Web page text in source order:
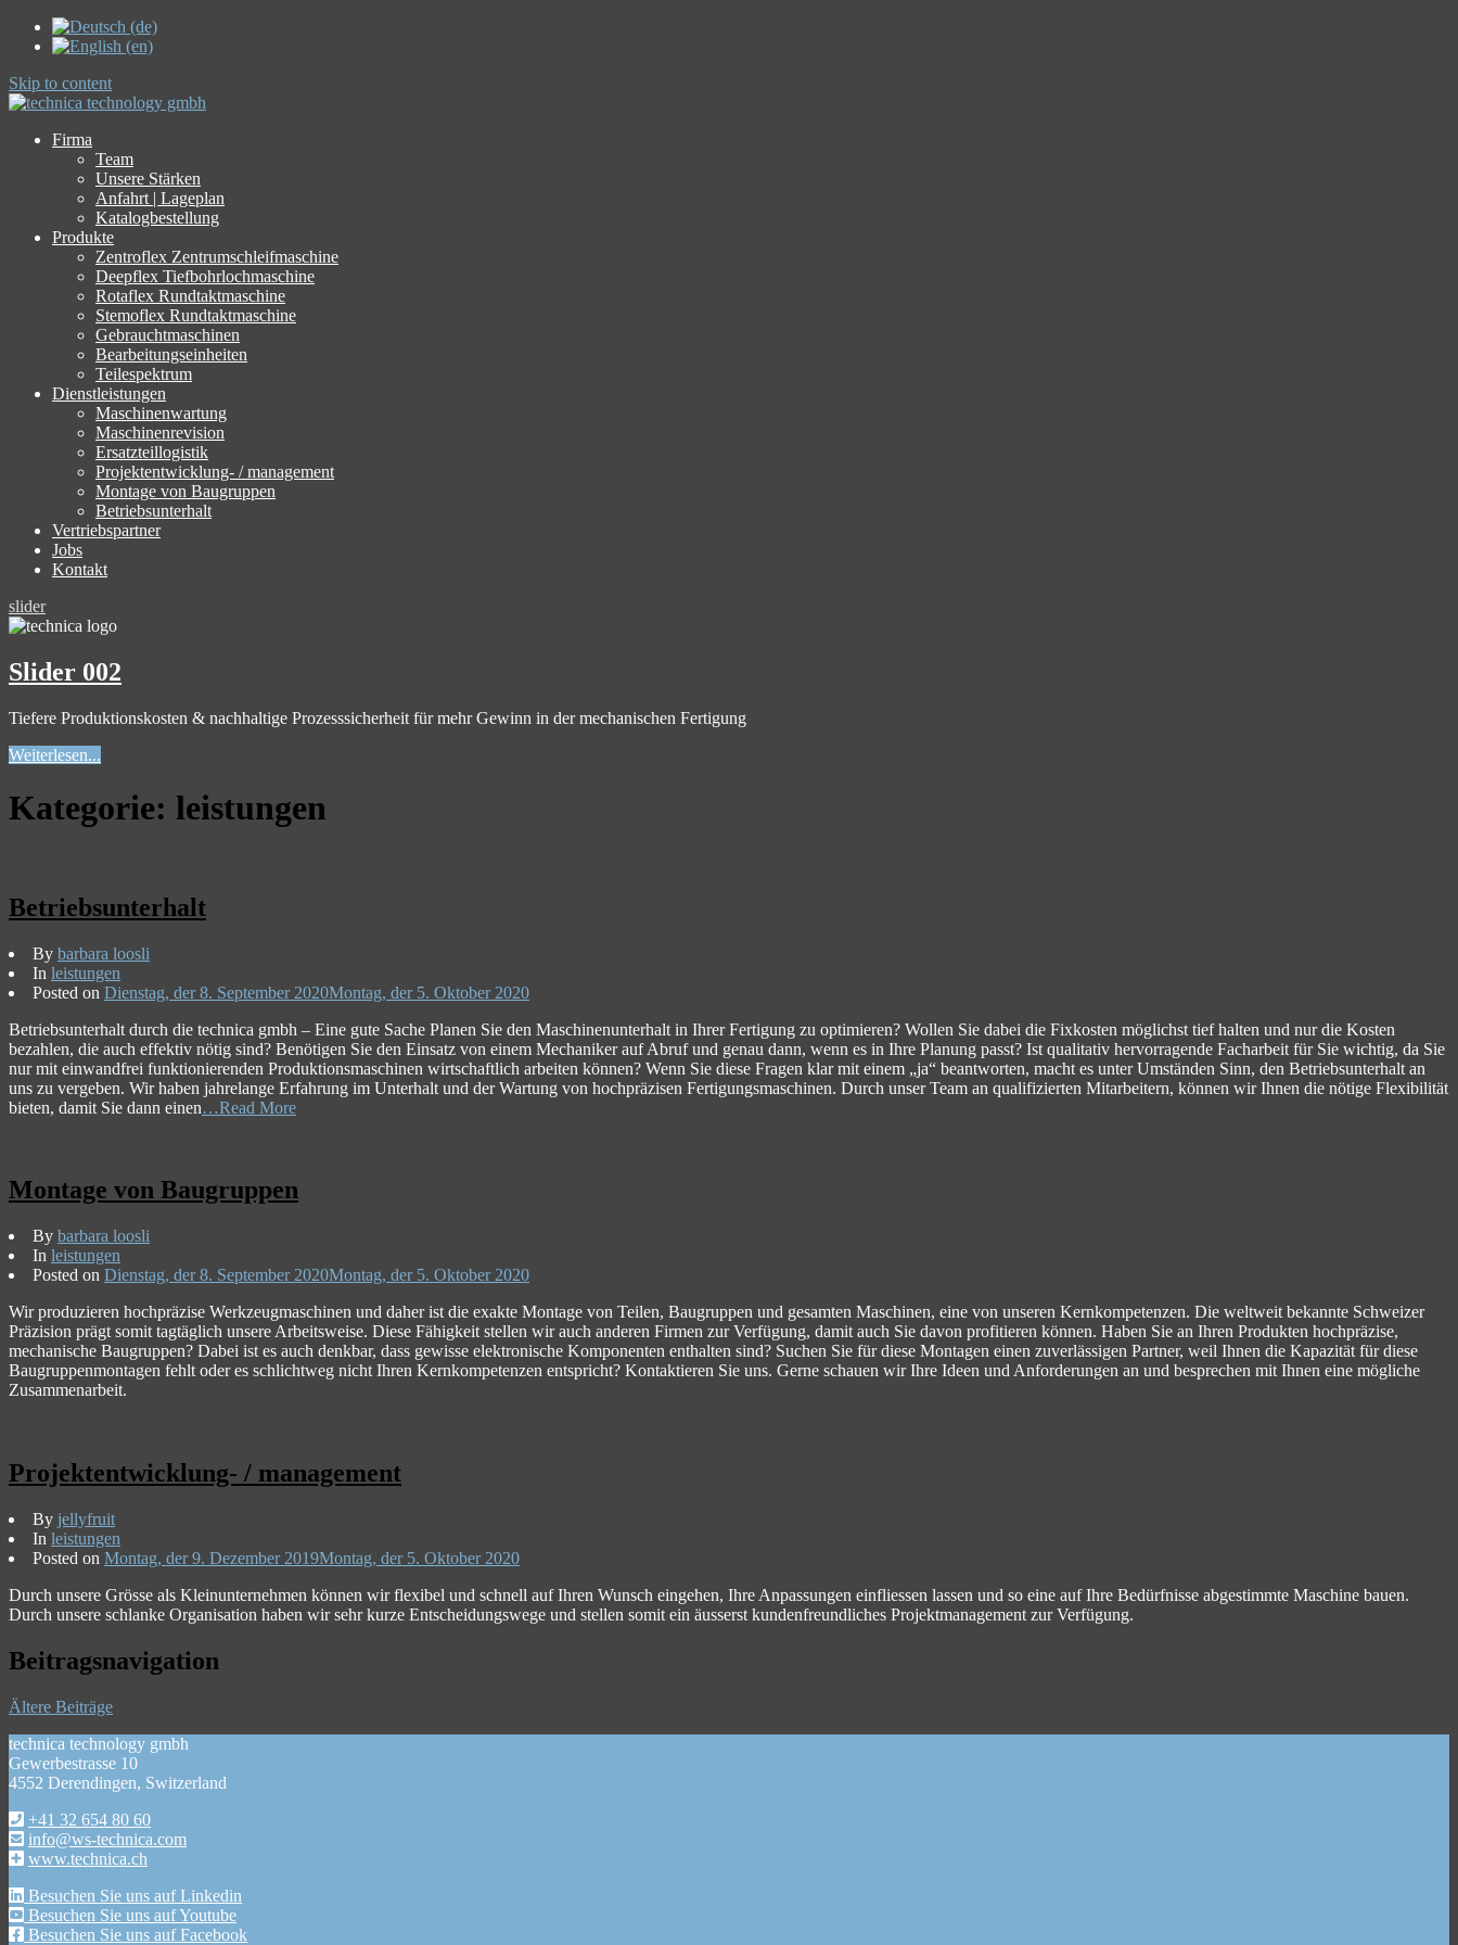
Skip to content
Firma
Team
Unsere Stärken
Anfahrt | Lageplan
Katalogbestellung
Produkte
Zentroflex Zentrumschleifmaschine
Deepflex Tiefbohrlochmaschine
Rotaflex Rundtaktmaschine
Stemoflex Rundtaktmaschine
Gebrauchtmaschinen
Bearbeitungseinheiten
Teilespektrum
Dienstleistungen
Maschinenwartung
Maschinenrevision
Ersatzteillogistik
Projektentwicklung- / management
Montage von Baugruppen
Betriebsunterhalt
Vertriebspartner
Jobs
Kontakt
slider
Slider 002
Tiefere Produktionskosten & nachhaltige Prozesssicherheit für mehr Gewinn in der mechanischen Fertigung
Weiterlesen...
Kategorie: leistungen
Betriebsunterhalt
By barbara loosli
In leistungen
Posted on Dienstag, der 8. September 2020Montag, der 5. Oktober 2020
Betriebsunterhalt durch die technica gmbh – Eine gute Sache Planen Sie den Maschinenunterhalt in Ihrer Fertigung zu optimieren? Wollen Sie dabei die Fixkosten möglichst tief halten und nur die Kosten
bezahlen, die auch effektiv nötig sind? Benötigen Sie den Einsatz von einem Mechaniker auf Abruf und genau dann, wenn es in Ihre Planung passt? Ist qualitativ hervorragende Facharbeit für Sie wichtig, da Sie
nur mit einwandfrei funktionierenden Produktionsmaschinen wirtschaftlich arbeiten können? Wenn Sie diese Fragen klar mit einem „ja“ beantworten, macht es unter Umständen Sinn, den Betriebsunterhalt an
uns zu vergeben. Wir haben jahrelange Erfahrung im Unterhalt und der Wartung von hochpräzisen Fertigungsmaschinen. Durch unser Team an qualifizierten Mitarbeitern, können wir Ihnen die nötige Flexibilität
bieten, damit Sie dann einen…Read More
Montage von Baugruppen
By barbara loosli
In leistungen
Posted on Dienstag, der 8. September 2020Montag, der 5. Oktober 2020
Wir produzieren hochpräzise Werkzeugmaschinen und daher ist die exakte Montage von Teilen, Baugruppen und gesamten Maschinen, eine von unseren Kernkompetenzen. Die weltweit bekannte Schweizer
Präzision prägt somit tagtäglich unsere Arbeitsweise. Diese Fähigkeit stellen wir auch anderen Firmen zur Verfügung, damit auch Sie davon profitieren können. Haben Sie an Ihren Produkten hochpräzise,
mechanische Baugruppen? Dabei ist es auch denkbar, dass gewisse elektronische Komponenten enthalten sind? Suchen Sie für diese Montagen einen zuverlässigen Partner, weil Ihnen die Kapazität für diese
Baugruppenmontagen fehlt oder es schlichtweg nicht Ihren Kernkompetenzen entspricht? Kontaktieren Sie uns. Gerne schauen wir Ihre Ideen und Anforderungen an und besprechen mit Ihnen eine mögliche
Zusammenarbeit.
Projektentwicklung- / management
By jellyfruit
In leistungen
Posted on Montag, der 9. Dezember 2019Montag, der 5. Oktober 2020
Durch unsere Grösse als Kleinunternehmen können wir flexibel und schnell auf Ihren Wunsch eingehen, Ihre Anpassungen einfliessen lassen und so eine auf Ihre Bedürfnisse abgestimmte Maschine bauen.
Durch unsere schlanke Organisation haben wir sehr kurze Entscheidungswege und stellen somit ein äusserst kundenfreundliches Projektmanagement zur Verfügung.
Beitragsnavigation
Ältere Beiträge
technica technology gmbh
Gewerbestrasse 10
4552 Derendingen, Switzerland
+41 32 654 80 60
info@ws-technica.com
www.technica.ch
Besuchen Sie uns auf Linkedin
Besuchen Sie uns auf Youtube
Besuchen Sie uns auf Facebook